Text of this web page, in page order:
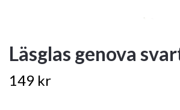
Läsglas genova
149 kr